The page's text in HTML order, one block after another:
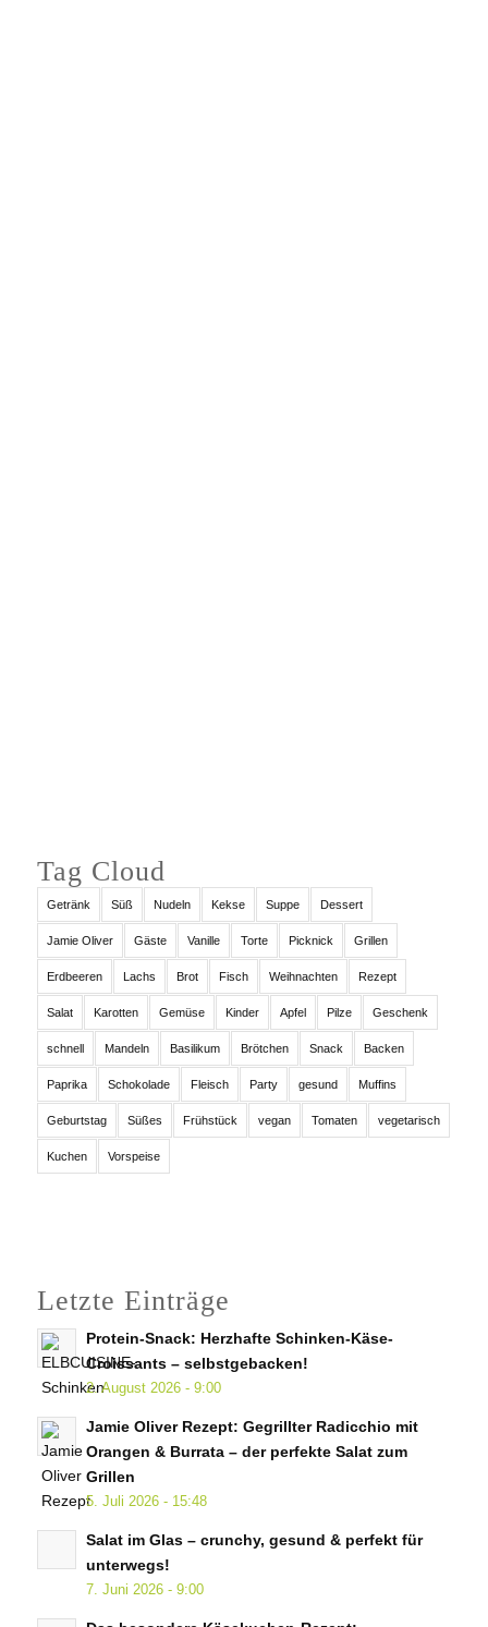
Tag Cloud
Getränk Süß Nudeln Kekse Suppe Dessert
Jamie Oliver Gäste Vanille Torte Picknick Grillen
Erdbeeren Lachs Brot Fisch Weihnachten Rezept
Salat Karotten Gemüse Kinder Apfel Pilze Geschenk
schnell Mandeln Basilikum Brötchen Snack Backen
Paprika Schokolade Fleisch Party gesund Muffins
Geburtstag Süßes Frühstück vegan Tomaten vegetarisch
Kuchen Vorspeise
Letzte Einträge
Protein-Snack: Herzhafte Schinken-Käse-
Croissants – selbstgebacken!
2. August 2026 - 9:00
Jamie Oliver Rezept: Gegrillter Radicchio mit
Orangen & Burrata – der perfekte Salat zum
Grillen
5. Juli 2026 - 15:48
Salat im Glas – crunchy, gesund & perfekt für
unterwegs!
7. Juni 2026 - 9:00